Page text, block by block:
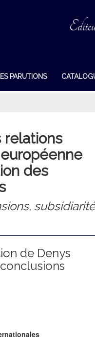
PARUTIONS
relations
des
de Denys